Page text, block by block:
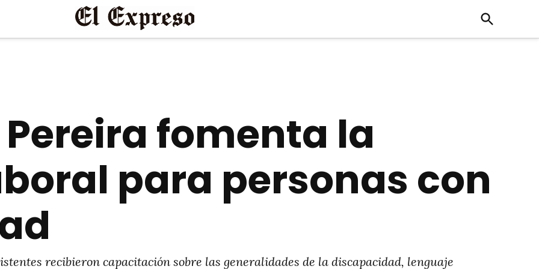
Open
Search
fomenta la
para personas con
recibieron capacitación sobre las generalidades de la discapacidad, lenguaje